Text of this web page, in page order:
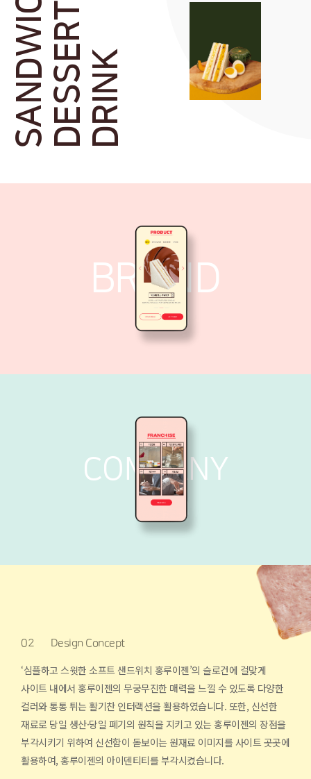
DESSERTDRINK
BRAND
COMPANY BRAND
COMPANY BRAND
COMPANY
02 Design Concept
‘심플하고 스윗한 소프트 샌드위치 홍루이젠’의 슬로건에 걸맞게
사이트 내에서 홍루이젠의 무궁무진한 매력을 느낄 수 있도록 다양한
컬러와 통통 튀는 활기찬 인터랙션을 활용하였습니다. 또한, 신선한
재료로 당일 생산·당일 폐기의 원칙을 지키고 있는 홍루이젠의 장점을
부각시키기 위하여 신선함이 돋보이는 원재료 이미지를 사이트 곳곳에
활용하여, 홍루이젠의 아이덴티티를 부각시켰습니다.